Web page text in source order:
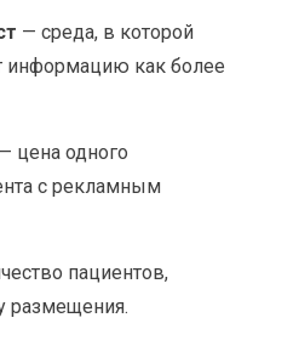
— среда, в которой
информацию как более
— цена одного
с рекламным
пациентов,
размещения.